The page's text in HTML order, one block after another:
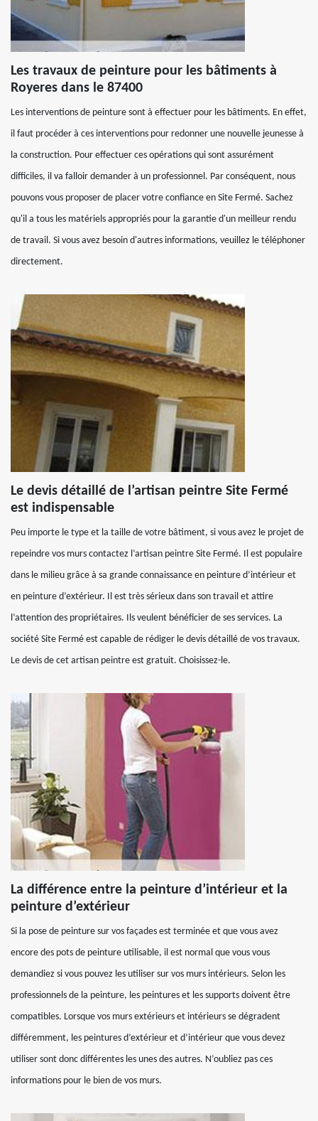
Les travaux de peinture pour les bâtiments à
Royeres dans le 87400
Les interventions de peinture sont à effectuer pour les bâtiments. En effet,
il faut procéder à ces interventions pour redonner une nouvelle jeunesse à
la construction. Pour effectuer ces opérations qui sont assurément
difficiles, il va falloir demander à un professionnel. Par conséquent, nous
pouvons vous proposer de placer votre confiance en Site Fermé. Sachez
qu'il a tous les matériels appropriés pour la garantie d'un meilleur rendu
de travail. Si vous avez besoin d'autres informations, veuillez le téléphoner
directement.
Le devis détaillé de l’artisan peintre Site Fermé
est indispensable
Peu importe le type et la taille de votre bâtiment, si vous avez le projet de
repeindre vos murs contactez l’artisan peintre Site Fermé. Il est populaire
dans le milieu grâce à sa grande connaissance en peinture d’intérieur et
en peinture d’extérieur. Il est très sérieux dans son travail et attire
l’attention des propriétaires. Ils veulent bénéficier de ses services. La
société Site Fermé est capable de rédiger le devis détaillé de vos travaux.
Le devis de cet artisan peintre est gratuit. Choisissez-le.
La différence entre la peinture d’intérieur et la
peinture d’extérieur
Si la pose de peinture sur vos façades est terminée et que vous avez
encore des pots de peinture utilisable, il est normal que vous vous
demandiez si vous pouvez les utiliser sur vos murs intérieurs. Selon les
professionnels de la peinture, les peintures et les supports doivent être
compatibles. Lorsque vos murs extérieurs et intérieurs se dégradent
différemment, les peintures d’extérieur et d’intérieur que vous devez
utiliser sont donc différentes les unes des autres. N’oubliez pas ces
informations pour le bien de vos murs.